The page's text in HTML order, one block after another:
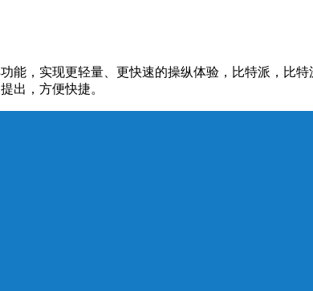
能，实现更轻量、更快速的操纵体验，比特派，比
出，方便快捷。